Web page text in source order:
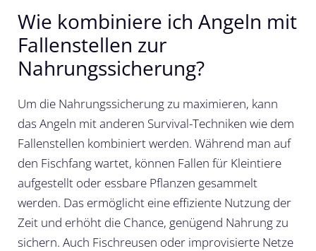
Wie kombiniere ich Angeln mit
Fallenstellen zur
Nahrungssicherung?
Um die Nahrungssicherung zu maximieren, kann
das Angeln mit anderen Survival-Techniken wie dem
Fallenstellen kombiniert werden. Während man auf
den Fischfang wartet, können Fallen für Kleintiere
aufgestellt oder essbare Pflanzen gesammelt
werden. Das ermöglicht eine effiziente Nutzung der
Zeit und erhöht die Chance, genügend Nahrung zu
sichern. Auch Fischreusen oder improvisierte Netze